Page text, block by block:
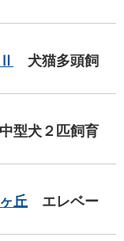
犬猫多頭飼
中型犬２匹飼育
丘
エレベー